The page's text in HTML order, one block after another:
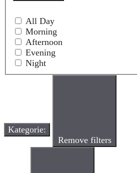
All Day
Morning
Afternoon
Evening
Night
Kategorie:
Remove filters